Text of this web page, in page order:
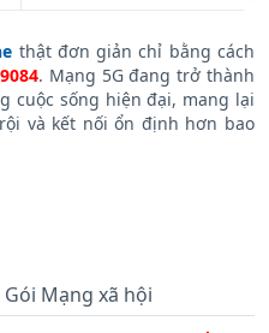
thật đơn giản chỉ bằng cách
9084. Mạng 5G đang trở thành
cuộc sống hiện đại, mang lại
và kết nối ổn định hơn bao
Gói Mạng xã hội